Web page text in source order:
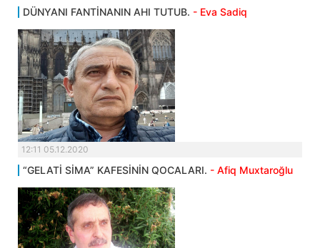
DÜNYANI FANTİNANIN AHI TUTUB. - Eva Sadiq
12:11 05.12.2020
“GELATİ SİMA” KAFESİNİN QOCALARI. - Afiq Muxtaroğlu